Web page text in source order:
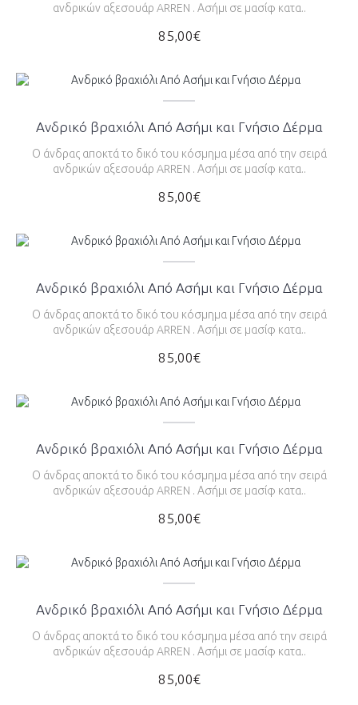
ανδρικών αξεσουάρ ARREN . Ασήμι σε μασίφ κατα..
85,00€
Ανδρικό βραχιόλι Από Ασήμι και Γνήσιο Δέρμα
Ο άνδρας αποκτά το δικό του κόσμημα μέσα από την σειρά
ανδρικών αξεσουάρ ARREN . Ασήμι σε μασίφ κατα..
85,00€
Ανδρικό βραχιόλι Από Ασήμι και Γνήσιο Δέρμα
Ο άνδρας αποκτά το δικό του κόσμημα μέσα από την σειρά
ανδρικών αξεσουάρ ARREN . Ασήμι σε μασίφ κατα..
85,00€
Ανδρικό βραχιόλι Από Ασήμι και Γνήσιο Δέρμα
Ο άνδρας αποκτά το δικό του κόσμημα μέσα από την σειρά
ανδρικών αξεσουάρ ARREN . Ασήμι σε μασίφ κατα..
85,00€
Ανδρικό βραχιόλι Από Ασήμι και Γνήσιο Δέρμα
Ο άνδρας αποκτά το δικό του κόσμημα μέσα από την σειρά
ανδρικών αξεσουάρ ARREN . Ασήμι σε μασίφ κατα..
85,00€